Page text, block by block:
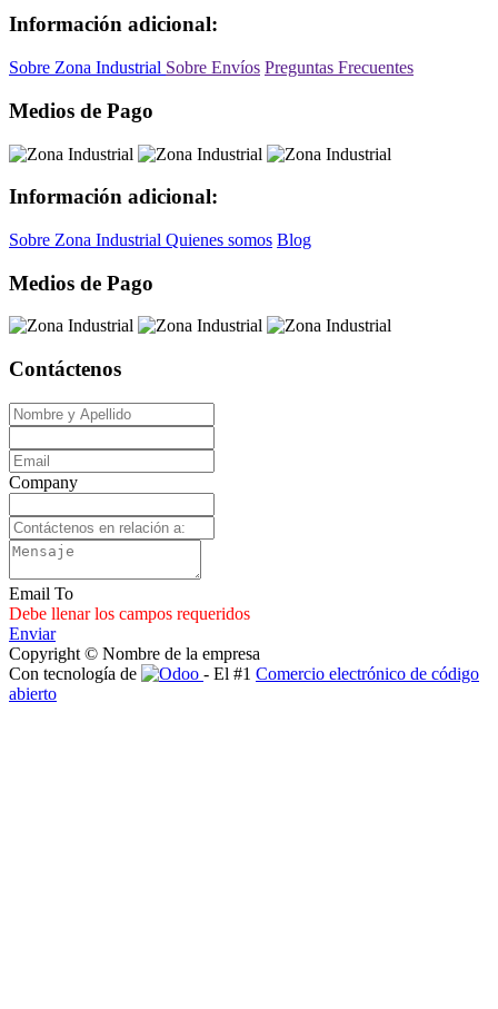
Información adicional:
Sobre Zona Industrial Sobre Envíos Preguntas Frecuentes
Medios de Pago
Información adicional:
Sobre Zona Industrial Quienes somos Blog
Medios de Pago
Contáctenos
Company
Email To
Debe llenar los campos requeridos
Enviar
Copyright © Nombre de la empresa
Con tecnología de
- El #1 Comercio electrónico de código
abierto